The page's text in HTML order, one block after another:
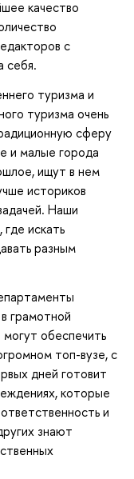
качество
с
себя.
туризма и
туризма очень
сферу
и малые города
ищут в нем
историков
Наши
искать
разным
грамотной
обеспечить
топ-вузе, с
дней готовит
которые
и
знают